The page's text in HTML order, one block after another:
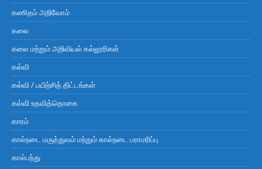
கணிதம் அறிவோம்
கலை
கலை மற்றும் அறிவியல் கல்லூரிகள்
கல்வி
கல்வி / பயிற்சித் திட்டங்கள்
கல்வி உதவித்தொகை
காரம்
கால்நடை மருத்துவம் மற்றும் கால்நடை பராமரிப்பு
கால்பந்து